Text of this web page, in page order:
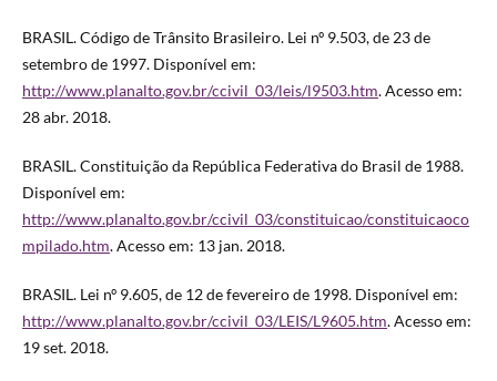
BRASIL. Código de Trânsito Brasileiro. Lei nº 9.503, de 23 de
setembro de 1997. Disponível em:
http://www.planalto.gov.br/ccivil_03/leis/l9503.htm. Acesso em:
28 abr. 2018.
BRASIL. Constituição da República Federativa do Brasil de 1988.
Disponível em:
http://www.planalto.gov.br/ccivil_03/constituicao/constituicaoco
mpilado.htm. Acesso em: 13 jan. 2018.
BRASIL. Lei nº 9.605, de 12 de fevereiro de 1998. Disponível em:
http://www.planalto.gov.br/ccivil_03/LEIS/L9605.htm. Acesso em:
19 set. 2018.